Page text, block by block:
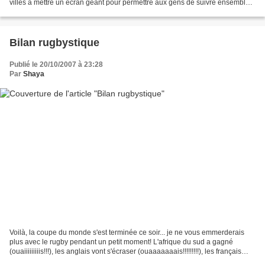
villes à mettre un écran géant pour permettre aux gens de suivre ensemble
Bilan rugbystique
Publié le 20/10/2007 à 23:28
Par Shaya
Voilà, la coupe du monde s'est terminée ce soir... je ne vous emmerderais
plus avec le rugby pendant un petit moment! L'afrique du sud a gagné
(ouaiiiiiiiiis!!!), les anglais vont s'écraser (ouaaaaaaais!!!!!!!!!), les français